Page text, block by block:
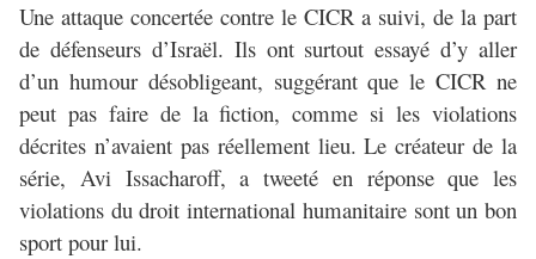
Une attaque concertée contre le CICR a suivi, de la part
de défenseurs d’Israël. Ils ont surtout essayé d’y aller
d’un humour désobligeant, suggérant que le CICR ne
peut pas faire de la fiction, comme si les violations
décrites n’avaient pas réellement lieu. Le créateur de la
série, Avi Issacharoff, a tweeté en réponse que les
violations du droit international humanitaire sont un bon
sport pour lui.